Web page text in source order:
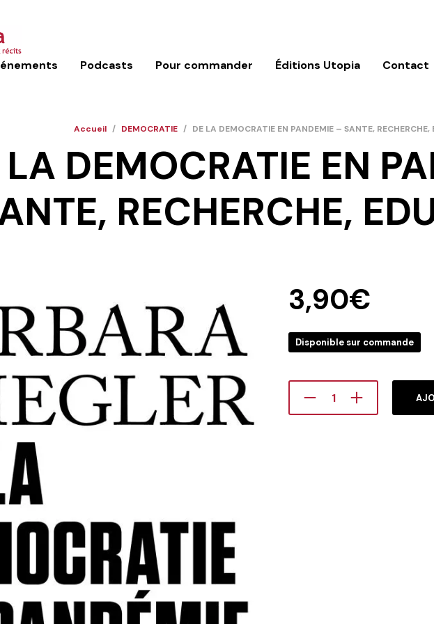
Podcasts Pour commander Éditions Utopia Contact
Accueil / DEMOCRATIE / DE LA DEMOCRATIE EN PANDEMIE – SANTE, RECHERCHE,
LA DEMOCRATIE EN
RECHERCHE,
3,90€
Disponible sur commande